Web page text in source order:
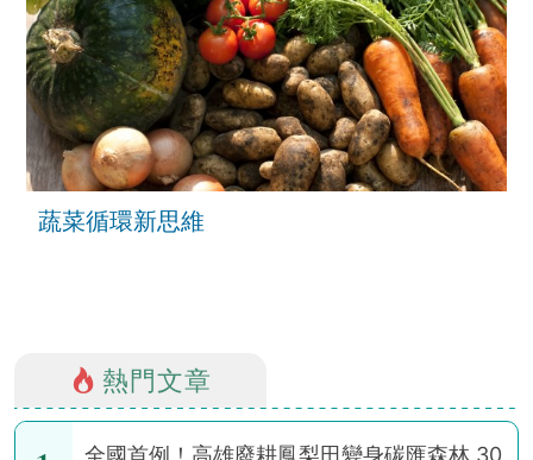
蔬菜循環新思維
熱門文章
全國首例！高雄廢耕鳳梨田變身碳匯森林 30